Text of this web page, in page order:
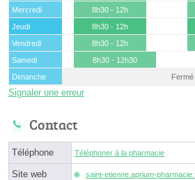
Mercredi
8h30 - 12h
Jeudi
8h30 - 12h
Vendredi
8h30 - 12h
Samedi
8h30 - 12h30
Dimanche
Fermé
Signaler une erreur
Contact
Téléphone Téléphoner à la pharmacie
Site web saint-etienne.aprium-